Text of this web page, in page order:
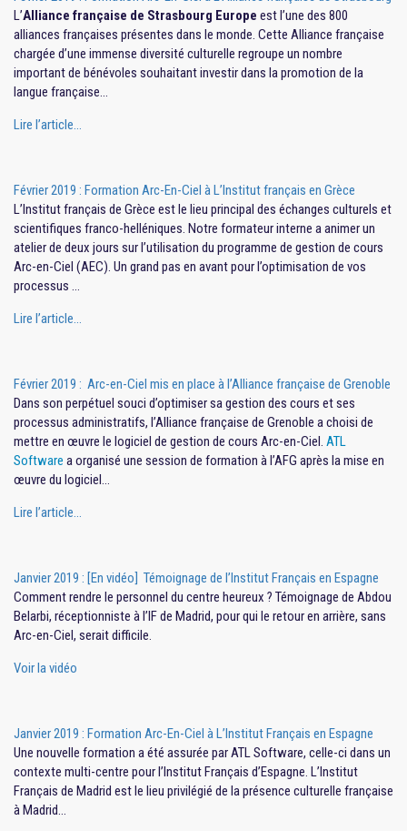
L’Alliance française de Strasbourg Europe est l’une des 800
alliances françaises présentes dans le monde. Cette Alliance française
chargée d’une immense diversité culturelle regroupe un nombre
important de bénévoles souhaitant investir dans la promotion de la
langue française…
Lire l’article…
Février 2019 : Formation Arc-En-Ciel à L’Institut français en Grèce
L’Institut français de Grèce est le lieu principal des échanges culturels et
scientifiques franco-helléniques. Notre formateur interne a animer un
atelier de deux jours sur l’utilisation du programme de gestion de cours
Arc-en-Ciel (AEC). Un grand pas en avant pour l’optimisation de vos
processus …
Lire l’article…
Février 2019 : Arc-en-Ciel mis en place à l’Alliance française de Grenoble
Dans son perpétuel souci d’optimiser sa gestion des cours et ses
processus administratifs, l’Alliance française de Grenoble a choisi de
mettre en œuvre le logiciel de gestion de cours Arc-en-Ciel. ATL
Software a organisé une session de formation à l’AFG après la mise en
œuvre du logiciel…
Lire l’article…
Janvier 2019 : [En vidéo] Témoignage de l’Institut Français en Espagne
Comment rendre le personnel du centre heureux ? Témoignage de Abdou
Belarbi, réceptionniste à l’IF de Madrid, pour qui le retour en arrière, sans
Arc-en-Ciel, serait difficile.
Voir la vidéo
Janvier 2019 : Formation Arc-En-Ciel à L’Institut Français en Espagne
Une nouvelle formation a été assurée par ATL Software, celle-ci dans un
contexte multi-centre pour l’Institut Français d’Espagne. L’Institut
Français de Madrid est le lieu privilégié de la présence culturelle française
à Madrid…